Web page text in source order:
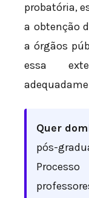
probatória,
a obtenção
a órgãos
essa
Quer
pós-